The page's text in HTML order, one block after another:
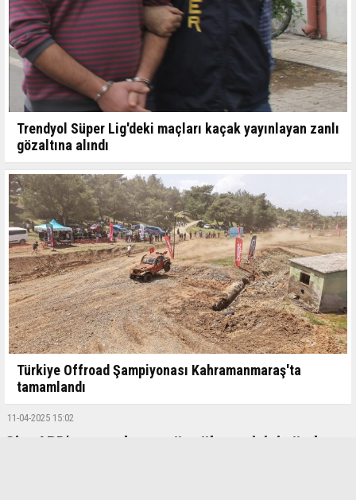
Trendyol Süper Lig'deki maçları kaçak yayınlayan zanlı
gözaltına alındı
Türkiye Offroad Şampiyonası Kahramanmaraş'ta
tamamlandı
11-04-2025 15:02
Çin, ABD'ye uygulanan gümrük vergisini yüzde